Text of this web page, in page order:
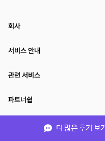
더 많은 후기 보기
회사
서비스 안내
관련 서비스
파트너쉽
서비스 제공 국가